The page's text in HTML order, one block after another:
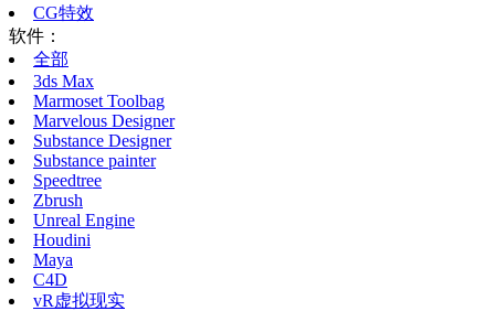
CG特效
软件：
全部
3ds Max
Marmoset Toolbag
Marvelous Designer
Substance Designer
Substance painter
Speedtree
Zbrush
Unreal Engine
Houdini
Maya
C4D
vR虚拟现实